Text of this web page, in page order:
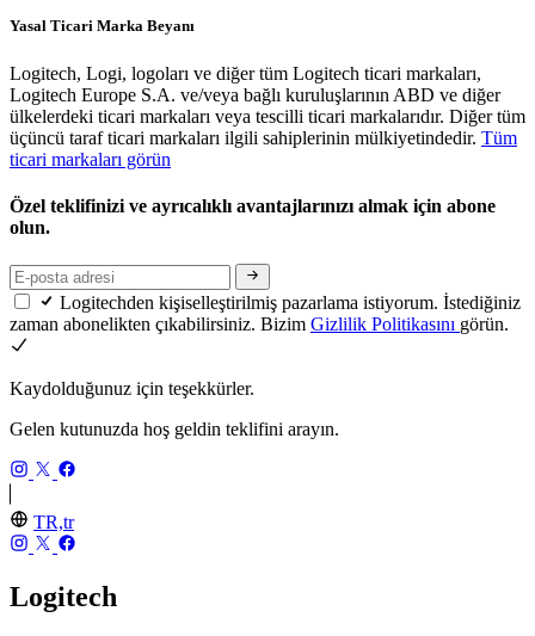
Yasal Ticari Marka Beyanı
Logitech, Logi, logoları ve diğer tüm Logitech ticari markaları,
Logitech Europe S.A. ve/veya bağlı kuruluşlarının ABD ve diğer
ülkelerdeki ticari markaları veya tescilli ticari markalarıdır. Diğer tüm
üçüncü taraf ticari markaları ilgili sahiplerinin mülkiyetindedir. Tüm
ticari markaları görün
Özel teklifinizi ve ayrıcalıklı avantajlarınızı almak için abone
olun.
Logitechden kişiselleştirilmiş pazarlama istiyorum. İstediğiniz
zaman abonelikten çıkabilirsiniz. Bizim Gizlilik Politikasını görün.
Kaydolduğunuz için teşekkürler.
Gelen kutunuzda hoş geldin teklifini arayın.
TR,tr
Logitech